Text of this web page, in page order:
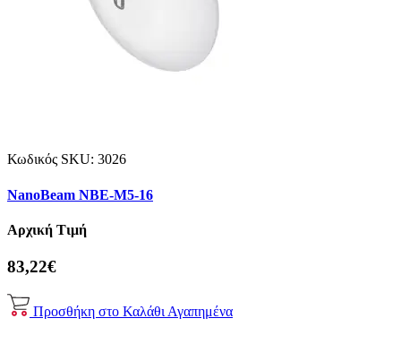
Κωδικός SKU: 3026
NanoBeam NBE-M5-16
Αρχική Τιμή
83,22€
Προσθήκη στο Καλάθι Αγαπημένα